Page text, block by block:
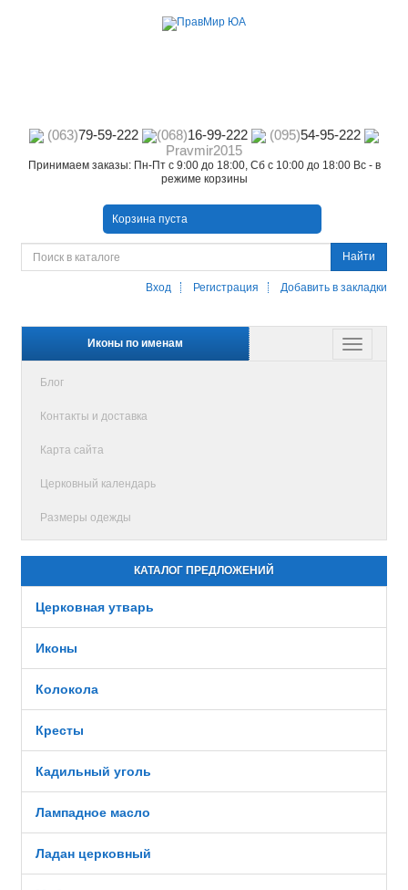
(063)79-59-222 (068)16-99-222 (095)54-95-222
Pravmir2015
Принимаем заказы: Пн-Пт с 9:00 до 18:00, Сб с 10:00 до 18:00 Вс - в
режиме корзины
Корзина пуста
Найти
Вход Регистрация Добавить в закладки
Иконы по именам
Блог
Контакты и доставка
Карта сайта
Церковный календарь
Размеры одежды
КАТАЛОГ ПРЕДЛОЖЕНИЙ
Церковная утварь
Иконы
Колокола
Кресты
Кадильный уголь
Лампадное масло
Ладан церковный